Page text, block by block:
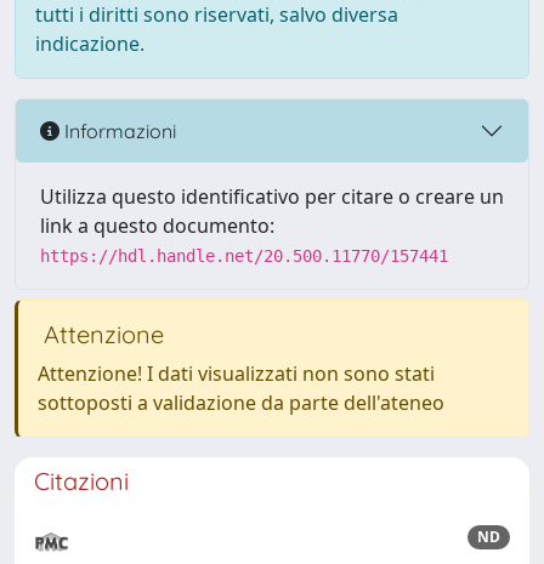
tutti i diritti sono riservati, salvo diversa
indicazione.
Informazioni
Utilizza questo identificativo per citare o creare un
link a questo documento:
https://hdl.handle.net/20.500.11770/157441
Attenzione
Attenzione! I dati visualizzati non sono stati
sottoposti a validazione da parte dell'ateneo
Citazioni
ND